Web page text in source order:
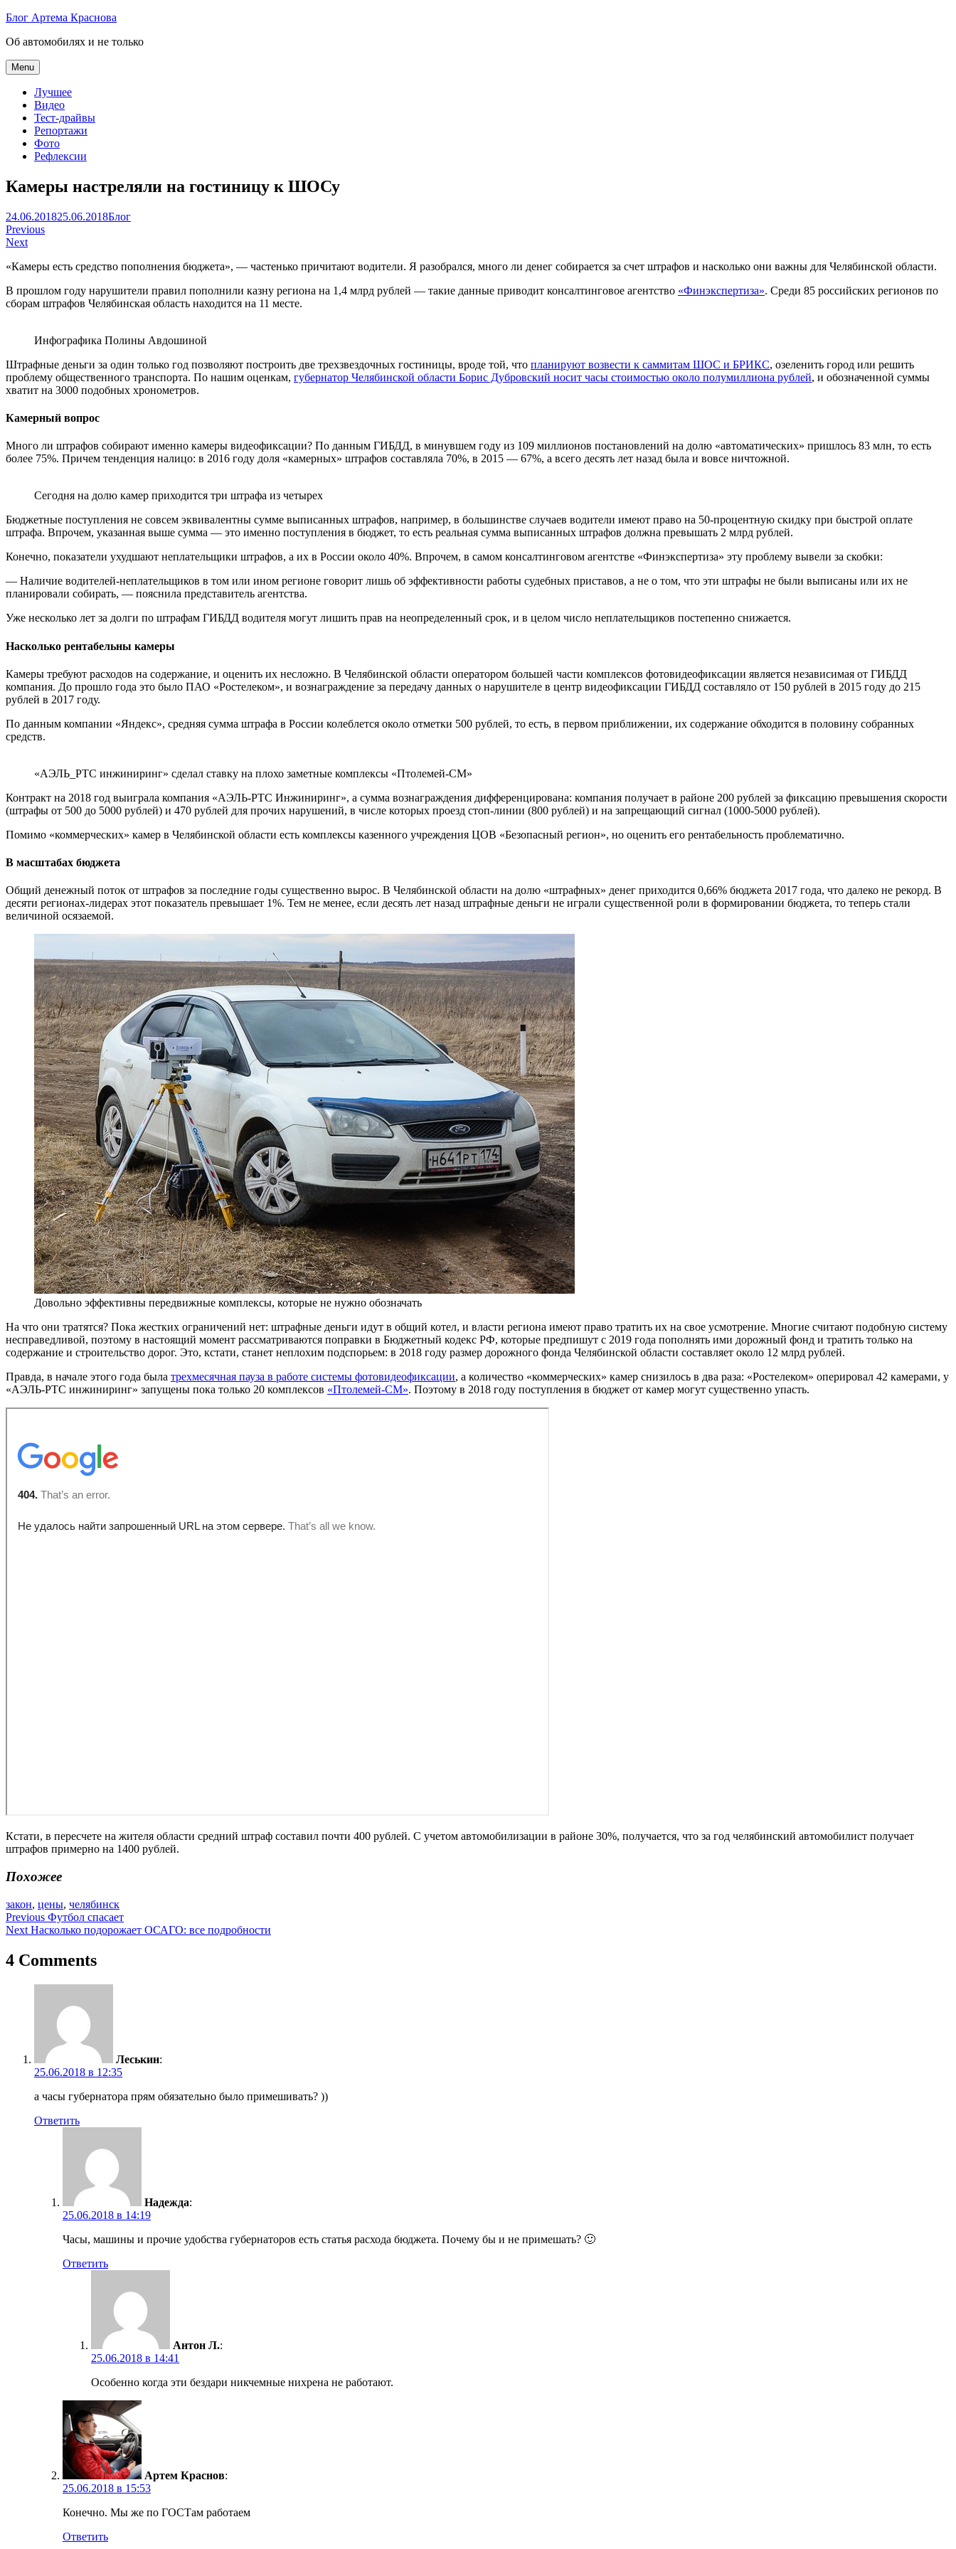
Skip
content
Блог Артема Краснова
Об автомобилях и не только
Menu
Лучшее
Видео
Тест-драйвы
Репортажи
Фото
Рефлексии
Камеры настреляли на гостиницу к ШОСу
Артем
Краснов
24.06.201825.06.2018Блог
Навигация
по
записям
Previous
Next
«Камеры есть средство пополнения бюджета», — частенько причитают водители. Я разобрался, много ли денег собирается за счет штрафов и насколько они важны для Челябинской области.
В прошлом году нарушители правил пополнили казну региона на 1,4 млрд рублей — такие данные приводит консалтинговое агентство «Финэкспертиза». Среди 85 российских регионов по
сборам штрафов Челябинская область находится на 11 месте.
Инфографика Полины Авдошиной
Штрафные деньги за один только год позволяют построить две трехзвездочных гостиницы, вроде той, что планируют возвести к саммитам ШОС и БРИКС, озеленить город или решить
проблему общественного транспорта. По нашим оценкам, губернатор Челябинской области Борис Дубровский носит часы стоимостью около полумиллиона рублей, и обозначенной суммы
хватит на 3000 подобных хронометров.
Камерный вопрос
Много ли штрафов собирают именно камеры видеофиксации? По данным ГИБДД, в минувшем году из 109 миллионов постановлений на долю «автоматических» пришлось 83 млн, то есть
более 75%. Причем тенденция налицо: в 2016 году доля «камерных» штрафов составляла 70%, в 2015 — 67%, а всего десять лет назад была и вовсе ничтожной.
Сегодня на долю камер приходится три штрафа из четырех
Бюджетные поступления не совсем эквивалентны сумме выписанных штрафов, например, в большинстве случаев водители имеют право на 50-процентную скидку при быстрой оплате
штрафа. Впрочем, указанная выше сумма — это именно поступления в бюджет, то есть реальная сумма выписанных штрафов должна превышать 2 млрд рублей.
Конечно, показатели ухудшают неплательщики штрафов, а их в России около 40%. Впрочем, в самом консалтинговом агентстве «Финэкспертиза» эту проблему вывели за скобки:
— Наличие водителей-неплательщиков в том или ином регионе говорит лишь об эффективности работы судебных приставов, а не о том, что эти штрафы не были выписаны или их не
планировали собирать, — пояснила представитель агентства.
Уже несколько лет за долги по штрафам ГИБДД водителя могут лишить прав на неопределенный срок, и в целом число неплательщиков постепенно снижается.
Насколько рентабельны камеры
Камеры требуют расходов на содержание, и оценить их несложно. В Челябинской области оператором большей части комплексов фотовидеофиксации является независимая от ГИБДД
компания. До прошло года это было ПАО «Ростелеком», и вознаграждение за передачу данных о нарушителе в центр видеофиксации ГИБДД составляло от 150 рублей в 2015 году до 215
рублей в 2017 году.
По данным компании «Яндекс», средняя сумма штрафа в России колеблется около отметки 500 рублей, то есть, в первом приближении, их содержание обходится в половину собранных
средств.
«АЭЛЬ_РТС инжиниринг» сделал ставку на плохо заметные комплексы «Птолемей-СМ»
Контракт на 2018 год выиграла компания «АЭЛЬ-РТС Инжиниринг», а сумма вознаграждения дифференцирована: компания получает в районе 200 рублей за фиксацию превышения скорости
(штрафы от 500 до 5000 рублей) и 470 рублей для прочих нарушений, в числе которых проезд стоп-линии (800 рублей) и на запрещающий сигнал (1000-5000 рублей).
Помимо «коммерческих» камер в Челябинской области есть комплексы казенного учреждения ЦОВ «Безопасный регион», но оценить его рентабельность проблематично.
В масштабах бюджета
Общий денежный поток от штрафов за последние годы существенно вырос. В Челябинской области на долю «штрафных» денег приходится 0,66% бюджета 2017 года, что далеко не рекорд. В
десяти регионах-лидерах этот показатель превышает 1%. Тем не менее, если десять лет назад штрафные деньги не играли существенной роли в формировании бюджета, то теперь стали
величиной осязаемой.
Довольно эффективны передвижные комплексы, которые не нужно обозначать
На что они тратятся? Пока жестких ограничений нет: штрафные деньги идут в общий котел, и власти региона имеют право тратить их на свое усмотрение. Многие считают подобную систему
несправедливой, поэтому в настоящий момент рассматриваются поправки в Бюджетный кодекс РФ, которые предпишут с 2019 года пополнять ими дорожный фонд и тратить только на
содержание и строительство дорог. Это, кстати, станет неплохим подспорьем: в 2018 году размер дорожного фонда Челябинской области составляет около 12 млрд рублей.
Правда, в начале этого года была трехмесячная пауза в работе системы фотовидеофиксации, а количество «коммерческих» камер снизилось в два раза: «Ростелеком» оперировал 42 камерами, у
«АЭЛЬ-РТС инжиниринг» запущены пока только 20 комплексов «Птолемей-СМ». Поэтому в 2018 году поступления в бюджет от камер могут существенно упасть.
Кстати, в пересчете на жителя области средний штраф составил почти 400 рублей. С учетом автомобилизации в районе 30%, получается, что за год челябинский автомобилист получает
штрафов примерно на 1400 рублей.
Похожее
закон, цены, челябинск
Навигация
по
записям
Previous Футбол спасает
Next Насколько подорожает ОСАГО: все подробности
4 Comments
Леськин:
25.06.2018 в 12:35
а часы губернатора прям обязательно было примешивать? ))
Ответить
Надежда:
25.06.2018 в 14:19
Часы, машины и прочие удобства губернаторов есть статья расхода бюджета. Почему бы и не примешать? 🙂
Ответить
Антон Л.:
25.06.2018 в 14:41
Особенно когда эти бездари никчемные нихрена не работают.
Артем Краснов:
25.06.2018 в 15:53
Конечно. Мы же по ГОСТам работаем
Ответить